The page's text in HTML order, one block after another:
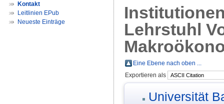
Kontakt
Leitlinien EPub
Neueste Einträge
Lehrstuhl
Eine Ebene nach oben ...
Exportieren als
Universität